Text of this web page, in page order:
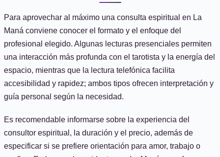
Para aprovechar al máximo una consulta espiritual en La
Maná conviene conocer el formato y el enfoque del
profesional elegido. Algunas lecturas presenciales permiten
una interacción más profunda con el tarotista y la energía del
espacio, mientras que la lectura telefónica facilita
accesibilidad y rapidez; ambos tipos ofrecen interpretación y
guía personal según la necesidad.
Es recomendable informarse sobre la experiencia del
consultor espiritual, la duración y el precio, además de
especificar si se prefiere orientación para amor, trabajo o